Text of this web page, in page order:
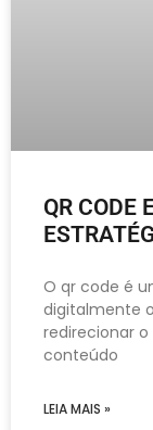
QR CODE
O qr code é
digitalmente
redirecionar
conteúdo
LEIA MAIS »